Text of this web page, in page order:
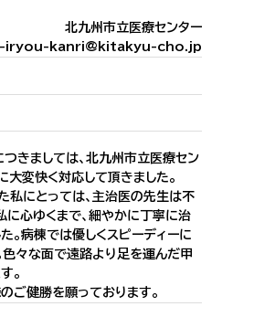
北九州市立医療センター
iryou-kanri@kitakyu-cho.jp
きましては、北九州市立医療セン
変快く対応して頂きました。
にとっては、主治医の先生は不
に心ゆくまで、細やかに丁寧に治
。病棟では優しくスピーディーに
色々な面で遠路より足を運んだ甲
。
健勝を願っております。